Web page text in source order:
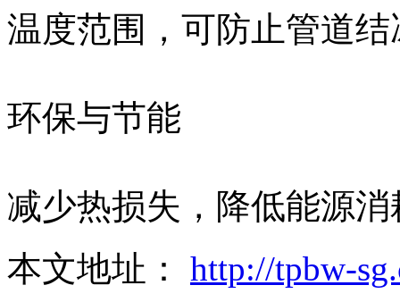
温度范围，可防止管道
环保与节能‌
减少热损失，降低能源
本文地址： http://tpbw-